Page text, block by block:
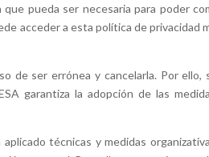
pueda ser necesaria para poder
acceder a esta política de privacidad
de ser errónea y cancelarla. Por
garantiza la adopción de las
técnicas y medidas